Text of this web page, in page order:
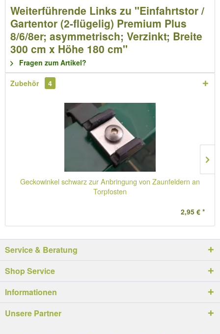
Weiterführende Links zu "Einfahrtstor /
Gartentor (2-flügelig) Premium Plus
8/6/8er; asymmetrisch; Verzinkt; Breite
300 cm x Höhe 180 cm"
Fragen zum Artikel?
Zubehör 4
Geckowinkel schwarz zur Anbringung von Zaunfeldern an
Torpfosten
2,95 € *
Service & Beratung
Shop Service
Informationen
Unsere Partner